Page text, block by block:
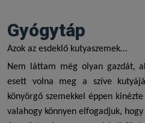
Gyógytáp
Azok az esdeklő kutyaszemek…
Nem láttam még olyan gazdát,
esett volna meg a szíve
könyörgő szemekkel éppen
valahogy könnyen elfogadjuk,